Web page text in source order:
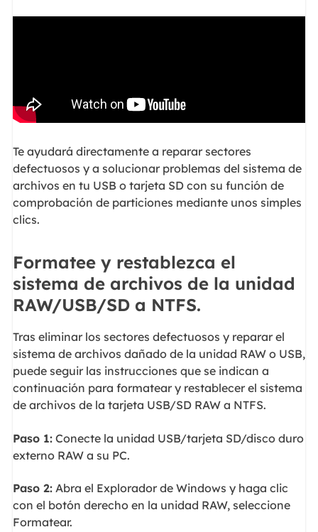
Te ayudará directamente a reparar sectores
defectuosos y a solucionar problemas del sistema de
archivos en tu USB o tarjeta SD con su función de
comprobación de particiones mediante unos simples
clics.
Formatee y restablezca el
sistema de archivos de la unidad
RAW/USB/SD a NTFS.
Tras eliminar los sectores defectuosos y reparar el
sistema de archivos dañado de la unidad RAW o USB,
puede seguir las instrucciones que se indican a
continuación para formatear y restablecer el sistema
de archivos de la tarjeta USB/SD RAW a NTFS.
Paso 1:Conecte la unidad USB/tarjeta SD/disco duro
externo RAW a su PC.
Paso 2:Abra el Explorador de Windows y haga clic
con el botón derecho en la unidad RAW, seleccione
Formatear.